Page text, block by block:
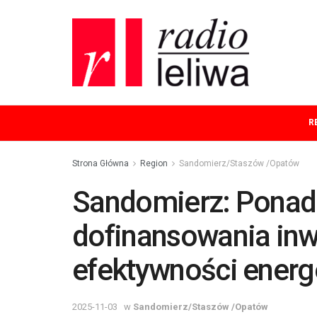
Strona Główna Region Sandomierz/Staszów /Opatów
Sandomierz:
dofinansowania
efektywności
2025-11-03 w Sandomierz/Staszów /Opatów